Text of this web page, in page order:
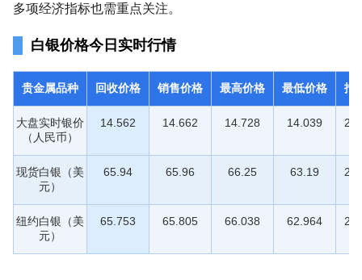
多项经济指标也需重点关注。
白银价格今日实时行情
贵金属品种 回收价格 销售价格 最高价格 最低价格 报
大盘实时银价
（人民币）
14.562 14.662 14.728 14.039
现货白银（美
元）
65.94 65.96 66.25 63.19
纽约白银（美
元）
65.753 65.805 66.038 62.964